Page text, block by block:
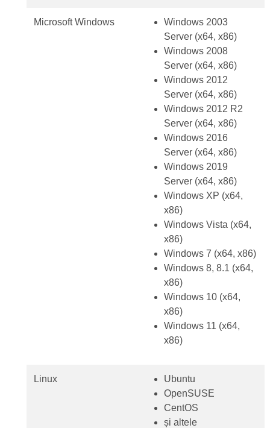
Microsoft Windows
Windows 2003
Server (x64, x86)
Windows 2008
Server (x64, x86)
Windows 2012
Server (x64, x86)
Windows 2012 R2
Server (x64, x86)
Windows 2016
Server (x64, x86)
Windows 2019
Server (x64, x86)
Windows XP (x64,
x86)
Windows Vista (x64,
x86)
Windows 7 (x64, x86)
Windows 8, 8.1 (x64,
x86)
Windows 10 (x64,
x86)
Windows 11 (x64,
x86)
Linux
Ubuntu
OpenSUSE
CentOS
și altele